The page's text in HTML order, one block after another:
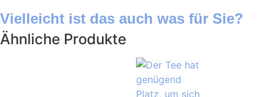
Vielleicht ist das auch was für Sie?
Ähnliche Produkte